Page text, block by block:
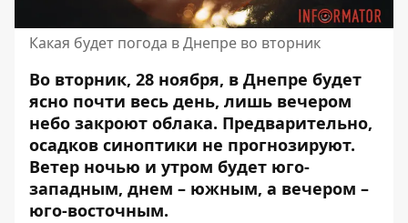
Какая будет погода в Днепре во вторник
Во вторник, 28 ноября, в Днепре будет
ясно почти весь день, лишь вечером
небо закроют облака. Предварительно,
осадков синоптики не прогнозируют.
Ветер ночью и утром будет юго-
западным, днем ​​– южным, а вечером –
юго-восточным.